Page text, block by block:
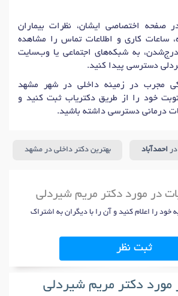
صفحه اختصاصی ایشان، نظرات بیماران
ساعات کاری و اطلاعات تماس را مشاهده
به شبکه‌های اجتماعی یا وب‌سایت
دسترسی پیدا کنید.
مجرب در زمینه داخلی در شهر مشهد
خود را از طریق دکتریاب ثبت کنید و
درمانی دسترسی داشته باشید.
در احمدآباد بهترین دکتر داخلی در مشهد
در مورد دکتر مریم شیردلی
خود را اعلام کنید و آن را با دیگران به اشتراک
ثبت نظر
مورد دکتر مریم شیردلی